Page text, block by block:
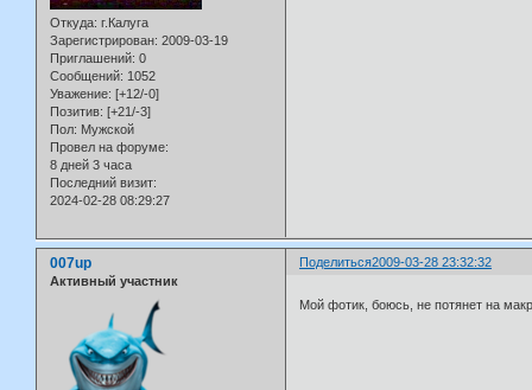
Откуда: г.Калуга
Зарегистрирован: 2009-03-19
Приглашений: 0
Сообщений: 1052
Уважение: [+12/-0]
Позитив: [+21/-3]
Пол: Мужской
Провел на форуме:
8 дней 3 часа
Последний визит:
2024-02-28 08:29:27
Поделиться2009-03-28 23:32:32
007up
Активный участник
Мой фотик, боюсь, не потянет на